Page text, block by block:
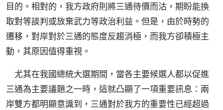
目的。相對的，我方政府則將三通待價而沽，期盼能換
取對等談判或放棄武力等政治利益。但是，由於時勢的
遷移，對岸對於三通的態度反趨消極，而我方卻積極主
動，其原因值得重視。
尤其在我國總統大選期間，當各主要候選人都以促進
三通為主要議題之一時，這就凸顯了一項重要訊息：兩
岸雙方都明顯意識到，三通對於我方的重要性已經超過